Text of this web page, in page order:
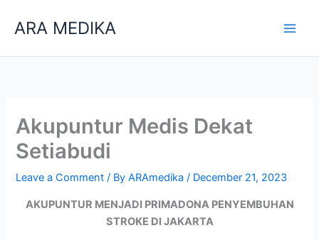
ARA MEDIKA
Akupuntur Medis Dekat
Setiabudi
Leave a Comment / ByARAmedika/ December 21, 2023
AKUPUNTUR MENJADI PRIMADONA PENYEMBUHAN
STROKE DI JAKARTA